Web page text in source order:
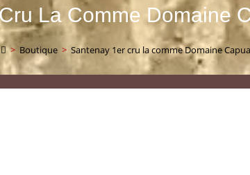
La Comme Domaine
> Boutique > Santenay 1er cru la comme Domaine